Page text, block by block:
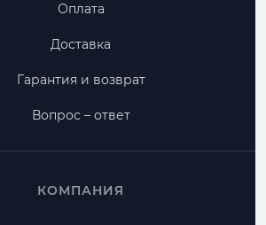
Оплата
Доставка
Гарантия и возврат
Вопрос – ответ
КОМПАНИЯ